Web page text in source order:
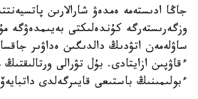
جاڭا ادىستەمە ەمدەۋ شارالارىن
وزگەرىستەرگە كۇندەلىكتى بەيىمدەۋگە
ساۋلەمەن اتۋدىڭ دالدىگىن ەداۋىر
ءقاۋپىن ازايتادى. بۇل تۋرالى
ءبولىمىنىڭ باستىعى قايىرگەلدى